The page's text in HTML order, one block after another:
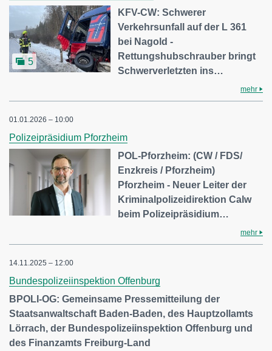
5
KFV-CW: Schwerer
Verkehrsunfall auf der L 361
bei Nagold -
Rettungshubschrauber bringt
Schwerverletzten ins…
mehr
01.01.2026 – 10:00
Polizeipräsidium Pforzheim
POL-Pforzheim: (CW / FDS/
Enzkreis / Pforzheim)
Pforzheim - Neuer Leiter der
Kriminalpolizeidirektion Calw
beim Polizeipräsidium…
mehr
14.11.2025 – 12:00
Bundespolizeiinspektion Offenburg
BPOLI-OG: Gemeinsame Pressemitteilung der
Staatsanwaltschaft Baden-Baden, des Hauptzollamts
Lörrach, der Bundespolizeiinspektion Offenburg und
des Finanzamts Freiburg-Land